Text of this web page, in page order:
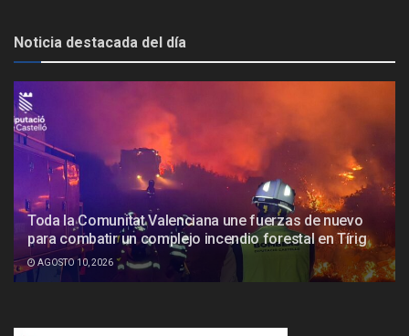
Noticia destacada del día
Toda la Comunitat Valenciana une fuerzas de nuevo
para combatir un complejo incendio forestal en Tírig
AGOSTO 10, 2026